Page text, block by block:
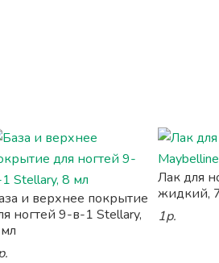
и верхнее покрытие
ногтей 9-в-1 Stellary,
Лак для
жидкий,
1р.